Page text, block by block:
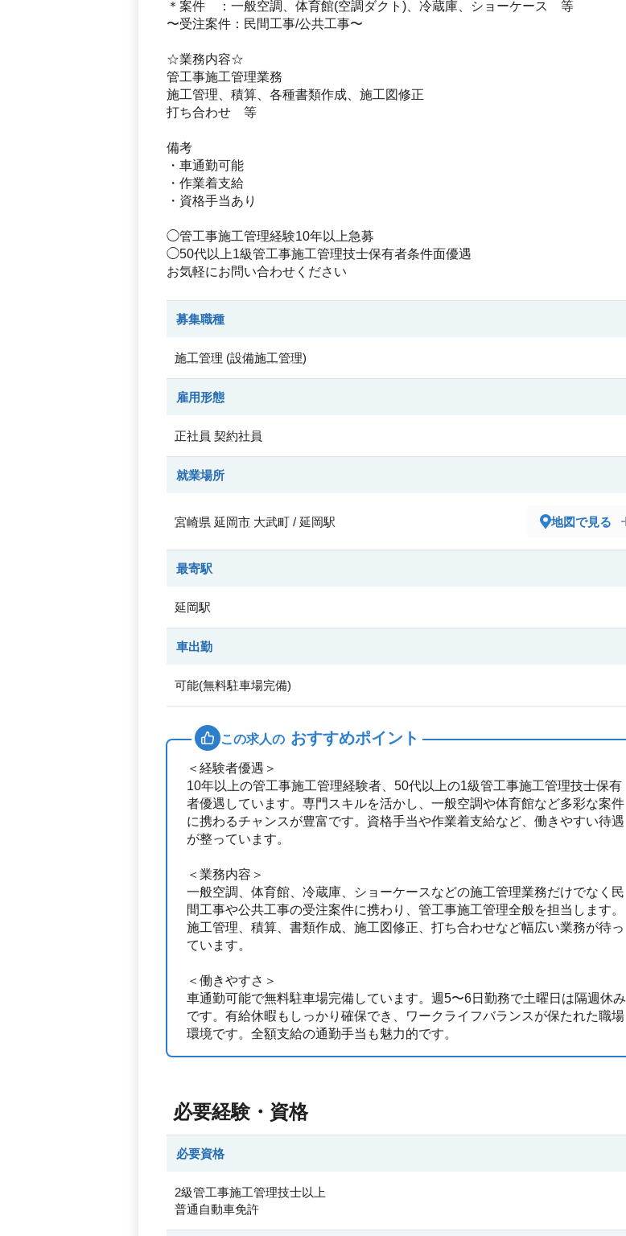
＊案件 ：一般空調、体育館(空調ダクト)、冷蔵庫、ショーケース 等
〜受注案件：民間工事/公共工事〜
☆業務内容☆
管工事施工管理業務
施工管理、積算、各種書類作成、施工図修正
打ち合わせ 等
備考
・車通勤可能
・作業着支給
・資格手当あり
◯管工事施工管理経験10年以上急募
◯50代以上1級管工事施工管理技士保有者条件面優遇
お気軽にお問い合わせください
募集職種
施工管理 (設備施工管理)
雇用形態
正社員 契約社員
就業場所
宮崎県 延岡市 大武町 / 延岡駅 地図で見る
最寄駅
延岡駅
車出勤
可能(無料駐車場完備)
この求人の おすすめポイント
＜経験者優遇＞
10年以上の管工事施工管理経験者、50代以上の1級管工事施工管理技士保有
者優遇しています。専門スキルを活かし、一般空調や体育館など多彩な案件
に携わるチャンスが豊富です。資格手当や作業着支給など、働きやすい待遇
が整っています。
＜業務内容＞
一般空調、体育館、冷蔵庫、ショーケースなどの施工管理業務だけでなく民
間工事や公共工事の受注案件に携わり、管工事施工管理全般を担当します。
施工管理、積算、書類作成、施工図修正、打ち合わせなど幅広い業務が待っ
ています。
＜働きやすさ＞
車通勤可能で無料駐車場完備しています。週5〜6日勤務で土曜日は隔週休み
です。有給休暇もしっかり確保でき、ワークライフバランスが保たれた職場
環境です。全額支給の通勤手当も魅力的です。
必要経験・資格
必要資格
2級管工事施工管理技士以上
普通自動車免許